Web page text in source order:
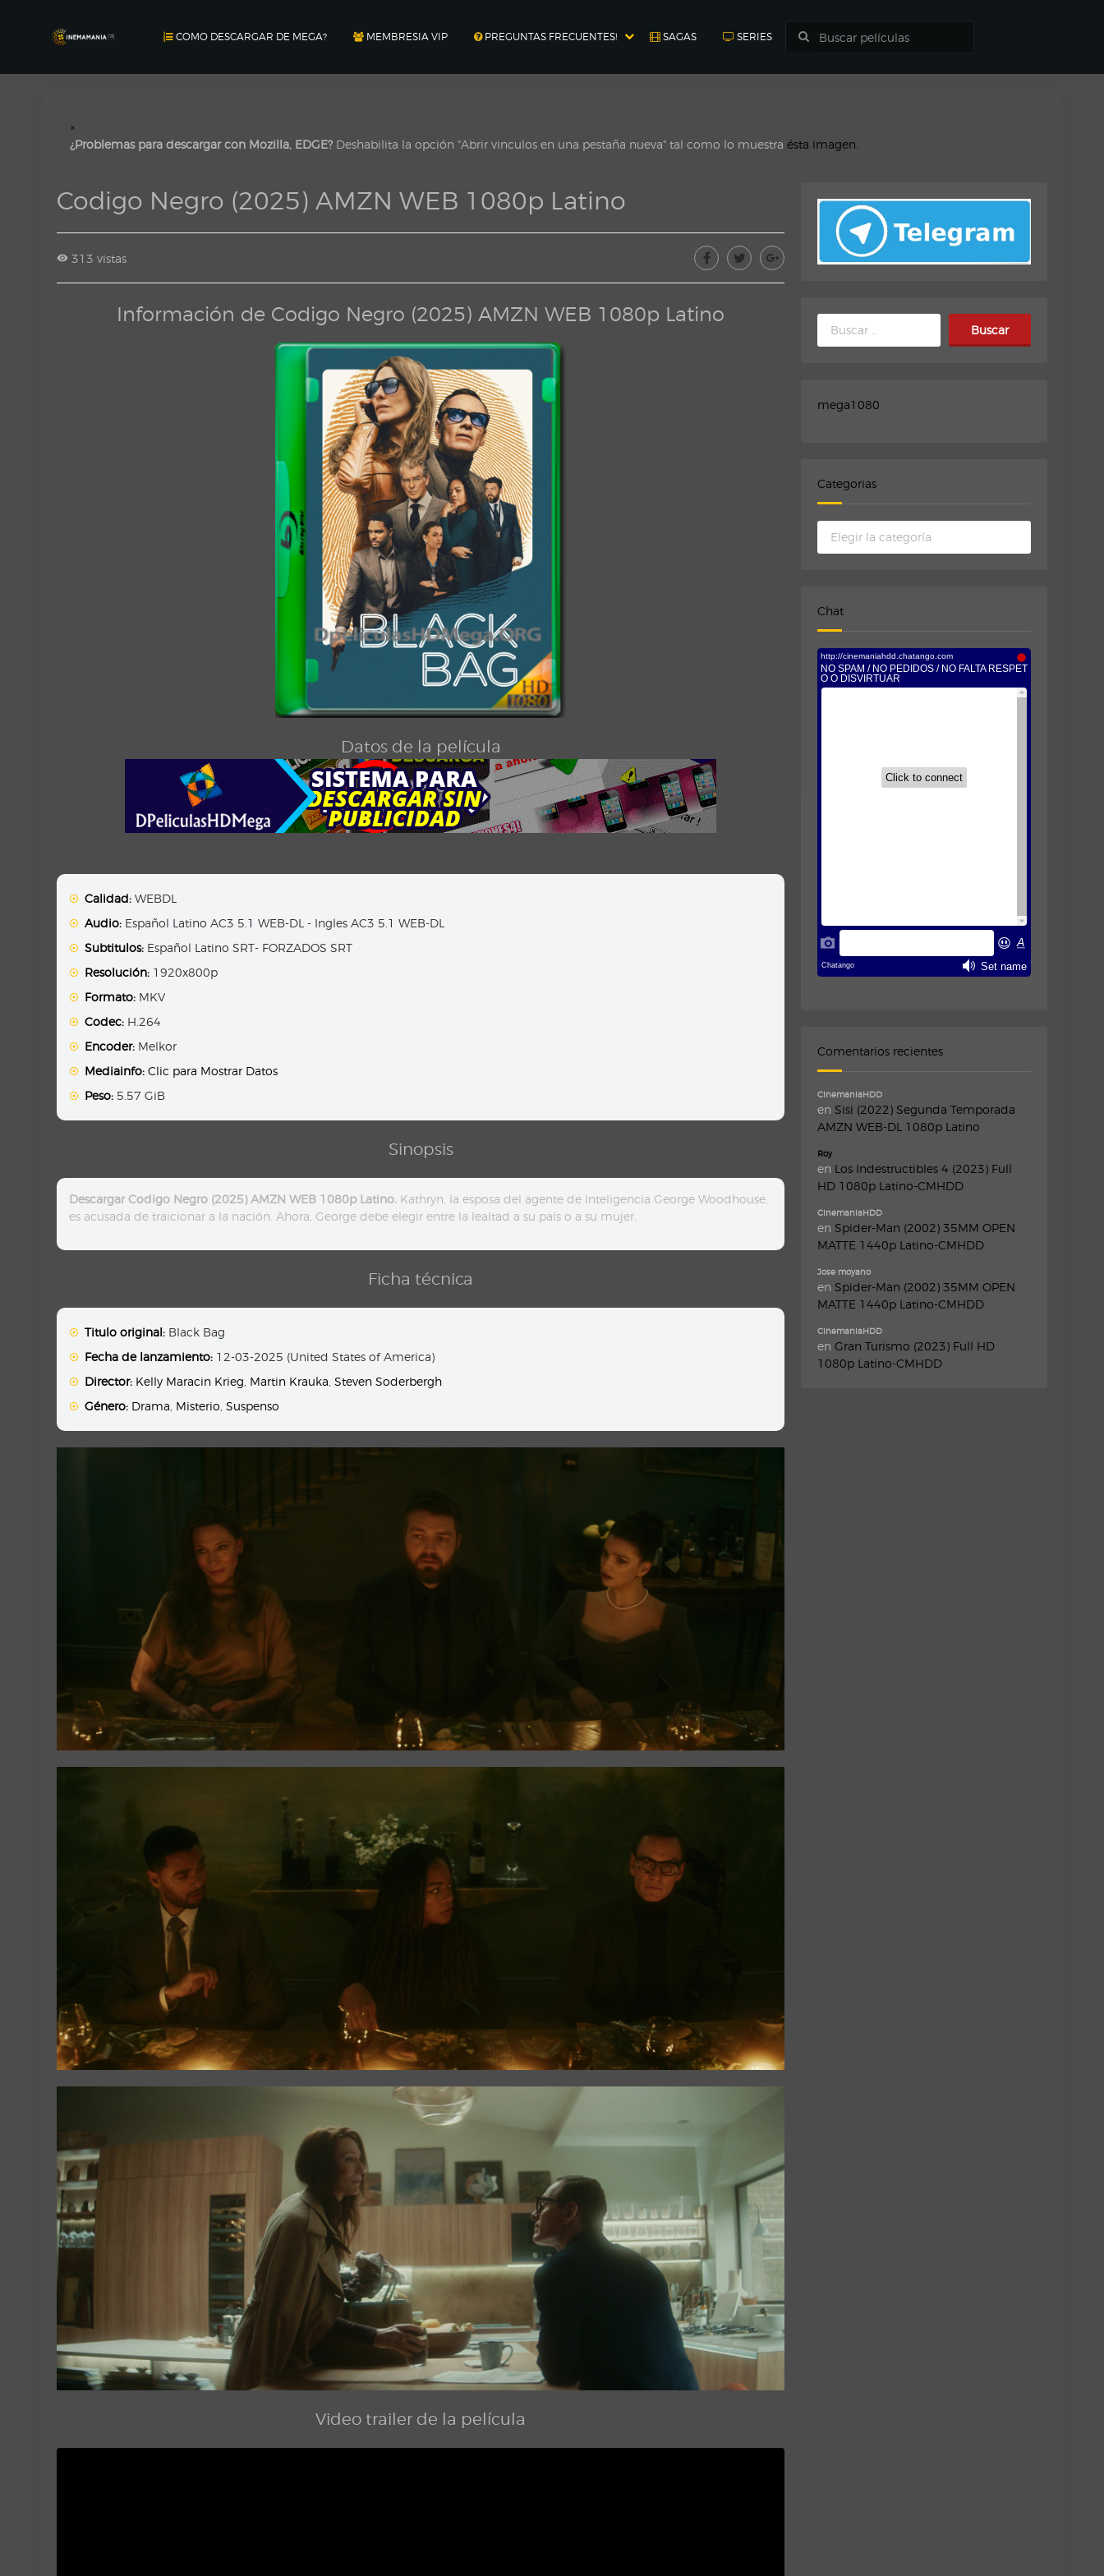
COMO DESCARGAR DE MEGA? MEMBRESIA VIP PREGUNTAS FRECUENTES! SAGAS SERIES
×
¿Problemas para descargar con Mozilla, EDGE? Deshabilita la opción "Abrir vinculos en una pestaña nueva" tal como lo muestra ésta imagen.
Codigo Negro (2025) AMZN WEB 1080p Latino
313 vistas
Información de Codigo Negro (2025) AMZN WEB 1080p Latino
Datos de la película
Calidad: WEBDL
Audio: Español Latino AC3 5.1 WEB-DL - Ingles AC3 5.1 WEB-DL
Subtitulos: Español Latino SRT- FORZADOS SRT
Resolución: 1920x800p
Formato: MKV
Codec: H.264
Encoder: Melkor
Mediainfo: Clic para Mostrar Datos
Peso: 5.57 GiB
Sinopsis
Descargar Codigo Negro (2025) AMZN WEB 1080p Latino. Kathryn, la esposa del agente de Inteligencia George Woodhouse,
es acusada de traicionar a la nación. Ahora, George debe elegir entre la lealtad a su país o a su mujer.
Ficha técnica
Titulo original: Black Bag
Fecha de lanzamiento: 12-03-2025 (United States of America)
Director: Kelly Maracin Krieg Martin Krauka ,Steven Soderbergh
Género: Drama Misterio ,Suspenso
Video trailer de la película
Buscar:
mega1080
Categorias
Categorias
Chat
Comentarios recientes
CinemaniaHDD
en Sisi (2022) Segunda Temporada
AMZN WEB-DL 1080p Latino
Roy
en Los Indestructibles 4 (2023) Full
HD 1080p Latino-CMHDD
CinemaniaHDD
en Spider-Man (2002) 35MM OPEN
MATTE 1440p Latino-CMHDD
Jose moyano
en Spider-Man (2002) 35MM OPEN
MATTE 1440p Latino-CMHDD
CinemaniaHDD
en Gran Turismo (2023) Full HD
1080p Latino-CMHDD